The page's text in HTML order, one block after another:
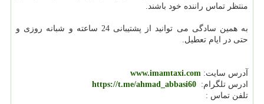
منتظر تماس راننده خود باشند.
به همین سادگی می توانید از پشتیبانی 24 ساعته و شبانه روزی و
حتی در ایام تعطیل.
آدرس سایت: www.imamtaxi.com
ادرس تلگرام: https://t.me/ahmad_abbasi60
تلفن تماس :